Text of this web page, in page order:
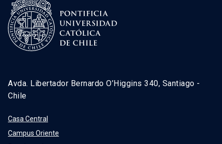
Avda. Libertador Bernardo O’Higgins 340, Santiago -
Chile
Casa Central
Campus Oriente